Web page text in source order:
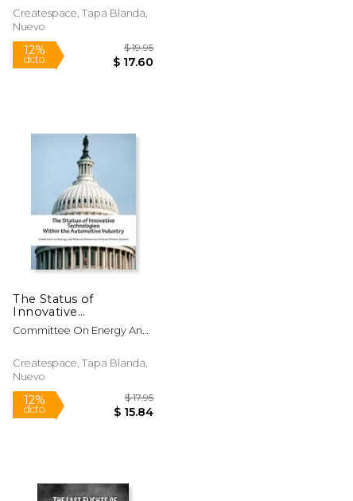
Knowledge
Production for the
(en Inglés)
Createspace, Tapa Blanda,
Nuevo
The Status of
Innovative
Technologies Within
the Automotive
Committee On Energy And
Createspace, Tapa Blanda,
Nuevo